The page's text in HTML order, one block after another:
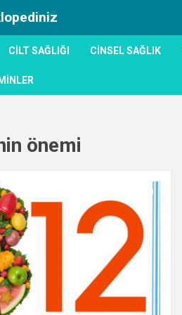
CILT SAĞLIĞI CINSEL SAĞLIK
önemi
0